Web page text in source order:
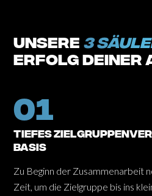
unsere 3
erfolg deiner
01
Tiefes
Basis
Zu Beginn der Zusammenarbeit
Zeit, um die Zielgruppe bis ins